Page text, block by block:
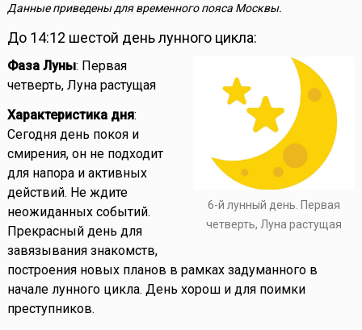
Данные приведены для временного пояса Москвы.
До 14:12 шестой день лунного цикла:
6-й лунный день. Первая
четверть, Луна растущая
Фаза Луны: Первая
четверть, Луна растущая
Характеристика дня:
Сегодня день покоя и
смирения, он не подходит
для напора и активных
действий. Не ждите
неожиданных событий.
Прекрасный день для
завязывания знакомств,
построения новых планов в рамках задуманного в
начале лунного цикла. День хорош и для поимки
преступников.